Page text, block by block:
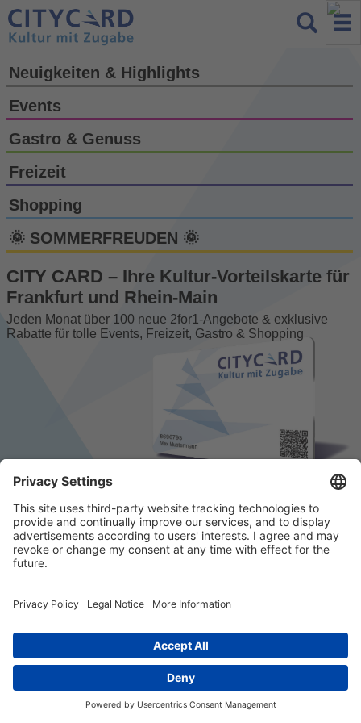
Neuigkeiten & Highlights
Events
Gastro & Genuss
Freizeit
Shopping
🌞 SOMMERFREUDEN 🌞
CITY CARD – Ihre Kultur-Vorteils­karte für
Frankfurt und Rhein-Main
Jeden Monat über 100 neue 2for1-Angebote & exklusive
Rabatte für tolle Events, Freizeit, Gastro & Shopping